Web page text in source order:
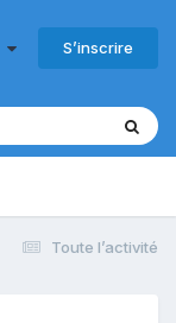
S’inscrire
Toute l’activité